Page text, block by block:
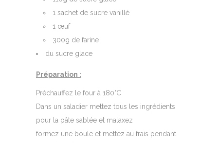
1 sachet de sucre vanillé
1 œuf
300g de farine
du sucre glace
Préparation :
Préchauffez le four à 180°C
Dans un saladier mettez tous les ingrédients
pour la pâte sablée et malaxez
formez une boule et mettez au frais pendant